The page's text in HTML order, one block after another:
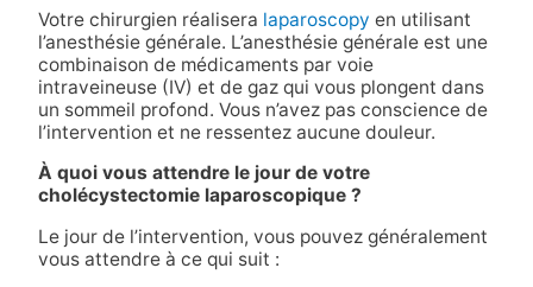
Votre chirurgien réalisera laparoscopy en utilisant
l’anesthésie générale. L’anesthésie générale est une
combinaison de médicaments par voie
intraveineuse (IV) et de gaz qui vous plongent dans
un sommeil profond. Vous n’avez pas conscience de
l’intervention et ne ressentez aucune douleur.
À quoi vous attendre le jour de votre
cholécystectomie laparoscopique ?
Le jour de l’intervention, vous pouvez généralement
vous attendre à ce qui suit :